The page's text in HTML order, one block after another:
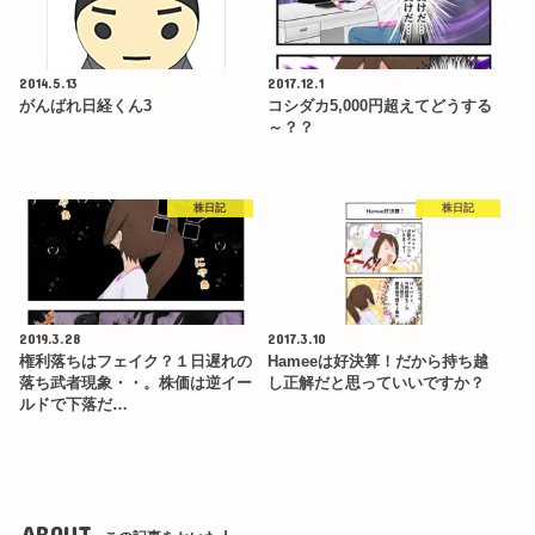
2014.5.13
がんばれ日経くん3
2017.12.1
コシダカ5,000円超えてどうする
～？？
株日記
2019.3.28
権利落ちはフェイク？１日遅れの
落ち武者現象・・。株価は逆イー
ルドで下落だ…
株日記
2017.3.10
Hameeは好決算！だから持ち越
し正解だと思っていいですか？